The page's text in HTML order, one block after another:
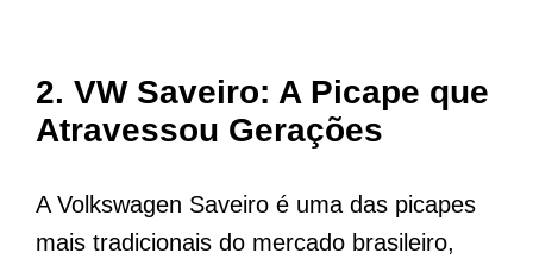
2. VW Saveiro: A Picape que
Atravessou Gerações
A Volkswagen Saveiro é uma das picapes
mais tradicionais do mercado brasileiro,